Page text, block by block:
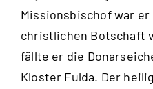
Missionsbischof war
christlichen Botschaft
fällte er die
Kloster Fulda. Der